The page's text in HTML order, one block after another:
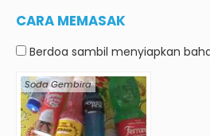
CARA MEMASAK
Berdoa sambil menyiapkan
Soda Gembira